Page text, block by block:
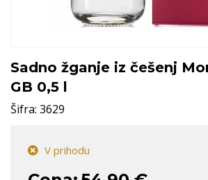
Sadno žganje iz češenj
GB 0,5 l
Šifra: 3629
V prihodu